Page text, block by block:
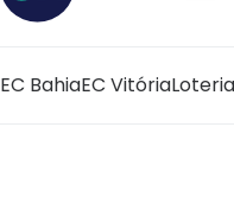
EC BahiaEC Vitória